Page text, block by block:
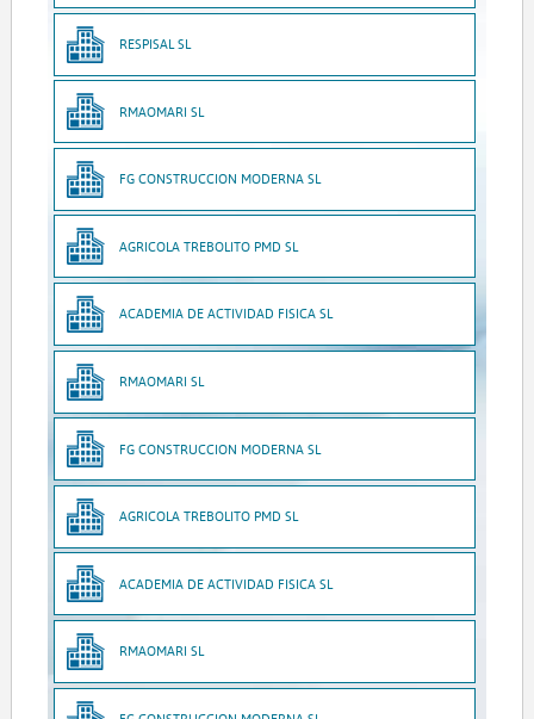
RESPISAL SL
RMAOMARI SL
FG CONSTRUCCION MODERNA SL
AGRICOLA TREBOLITO PMD SL
ACADEMIA DE ACTIVIDAD FISICA SL
RMAOMARI SL
FG CONSTRUCCION MODERNA SL
AGRICOLA TREBOLITO PMD SL
ACADEMIA DE ACTIVIDAD FISICA SL
RMAOMARI SL